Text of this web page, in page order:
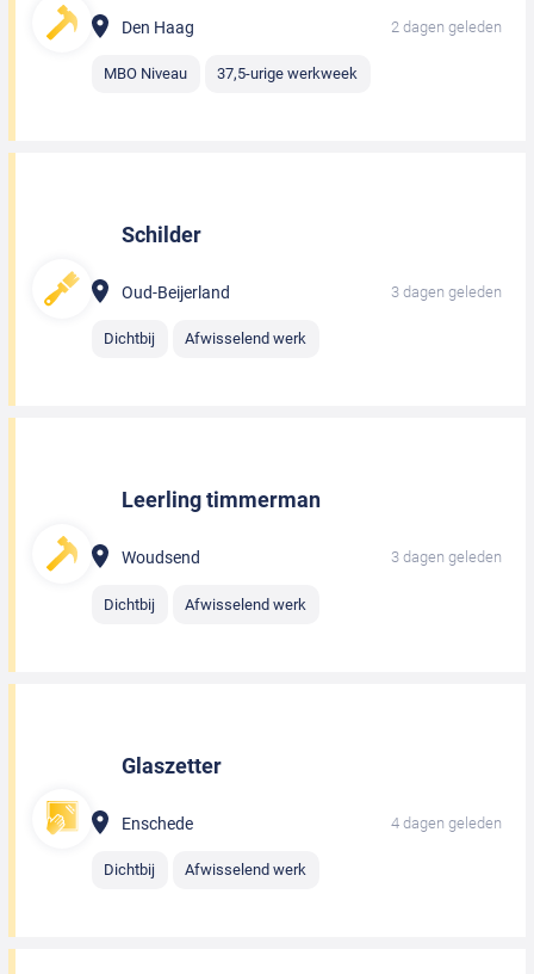
Den Haag 2 dagen geleden
MBO Niveau 37,5-urige werkweek
Schilder
Oud-Beijerland 3 dagen geleden
Dichtbij Afwisselend werk
Leerling timmerman
Woudsend 3 dagen geleden
Dichtbij Afwisselend werk
Glaszetter
Enschede 4 dagen geleden
Dichtbij Afwisselend werk